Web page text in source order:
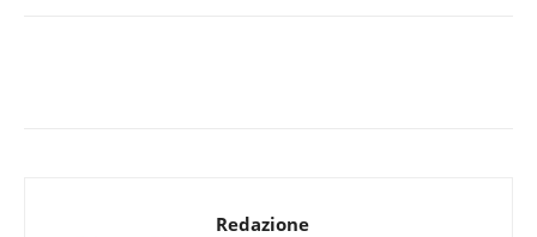
Redazione